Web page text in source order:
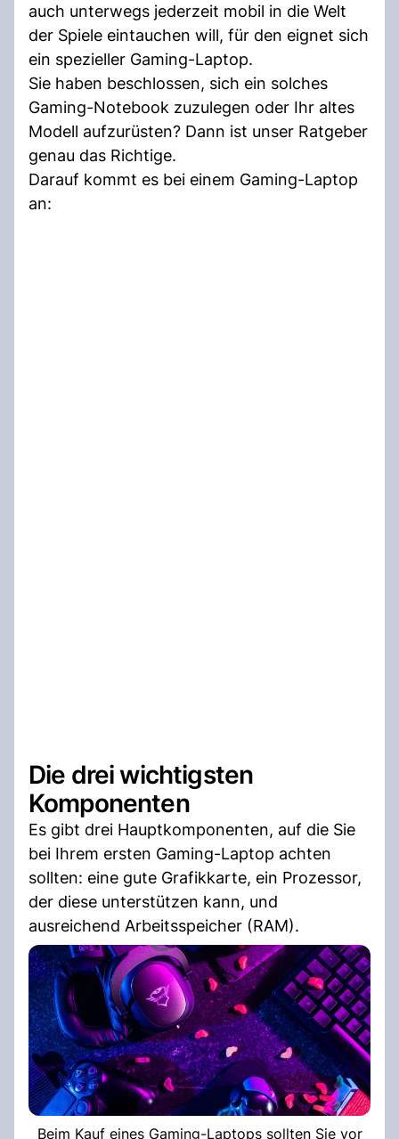
auch unterwegs jederzeit mobil in die Welt
der Spiele eintauchen will, für den eignet sich
ein spezieller Gaming-Laptop.
Sie haben beschlossen, sich ein solches
Gaming-Notebook zuzulegen oder Ihr altes
Modell aufzurüsten? Dann ist unser Ratgeber
genau das Richtige.
Darauf kommt es bei einem Gaming-Laptop
an:
Die drei wichtigsten
Komponenten
Es gibt drei Hauptkomponenten, auf die Sie
bei Ihrem ersten Gaming-Laptop achten
sollten: eine gute Grafikkarte, ein Prozessor,
der diese unterstützen kann, und
ausreichend Arbeitsspeicher (RAM).
Beim Kauf eines Gaming-Laptops sollten Sie vor